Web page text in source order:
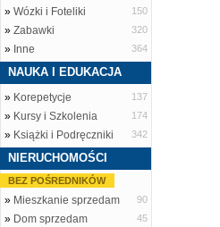
» Wózki i Foteliki 150
» Zabawki 320
» Inne 364
NAUKA I EDUKACJA
» Korepetycje 137
» Kursy i Szkolenia 174
» Książki i Podręczniki 342
NIERUCHOMOŚCI
BEZ POŚREDNIKÓW
» Mieszkanie sprzedam 90
» Dom sprzedam 45